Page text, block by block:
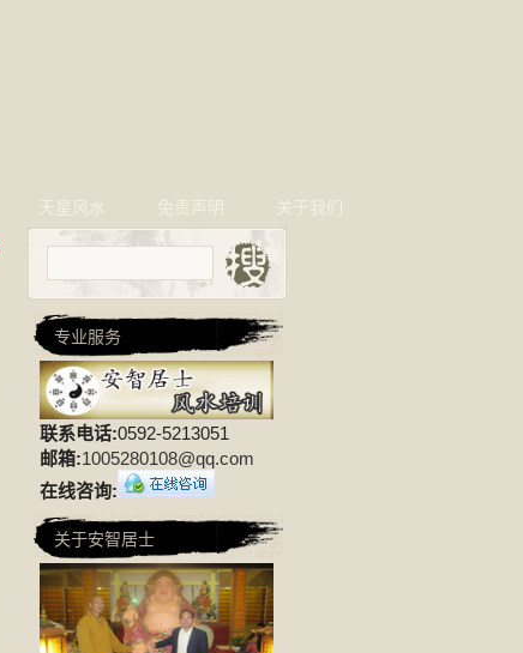
天星风水 免责声明 关于我们
专业服务
联系电话:0592-5213051
邮箱:1005280108@qq.com
在线咨询:
关于安智居士